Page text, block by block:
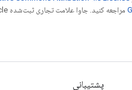
مراجعه کنید. جاوا علامت تجاری ثبت‌شده Oracle و/یا شرکت‌های وابسته به آن است.
پشتیبانی